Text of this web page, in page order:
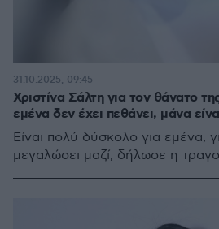
Χριστίνα Σάλτη για τον θάνατο
εμένα δεν έχει πεθάνει, μάνα
Είναι πολύ δύσκολο για εμένα,
μεγαλώσει μαζί, δήλωσε η
31.10.2025, 09:45